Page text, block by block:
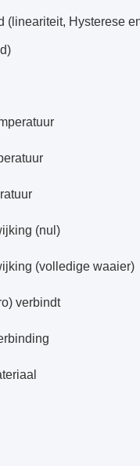
(lineariteit, Hysterese
(nul)
(volledige waaier)
verbindt